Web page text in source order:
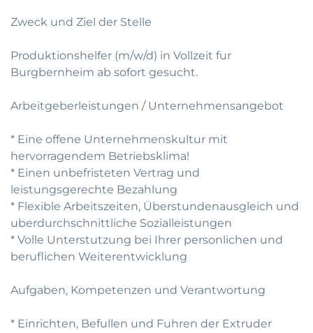
Zweck und Ziel der Stelle
Produktionshelfer (m/w/d) in Vollzeit fur
Burgbernheim ab sofort gesucht.
Arbeitgeberleistungen / Unternehmensangebot
* Eine offene Unternehmenskultur mit
hervorragendem Betriebsklima!
* Einen unbefristeten Vertrag und
leistungsgerechte Bezahlung
* Flexible Arbeitszeiten, Überstundenausgleich und
uberdurchschnittliche Sozialleistungen
* Volle Unterstutzung bei Ihrer personlichen und
beruflichen Weiterentwicklung
Aufgaben, Kompetenzen und Verantwortung
* Einrichten, Befullen und Fuhren der Extruder